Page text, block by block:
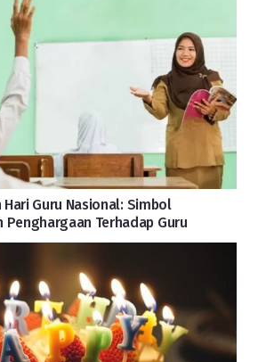
Guru Nasional: Simbol
Penghargaan Terhadap Guru